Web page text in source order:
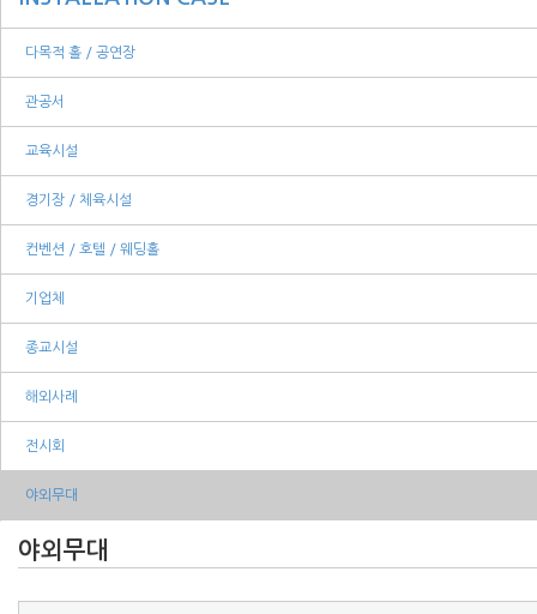
다목적 홀 / 공연장
관공서
교육시설
경기장 / 체육시설
컨벤션 / 호텔 / 웨딩홀
기업체
종교시설
해외사례
전시회
야외무대
야외무대